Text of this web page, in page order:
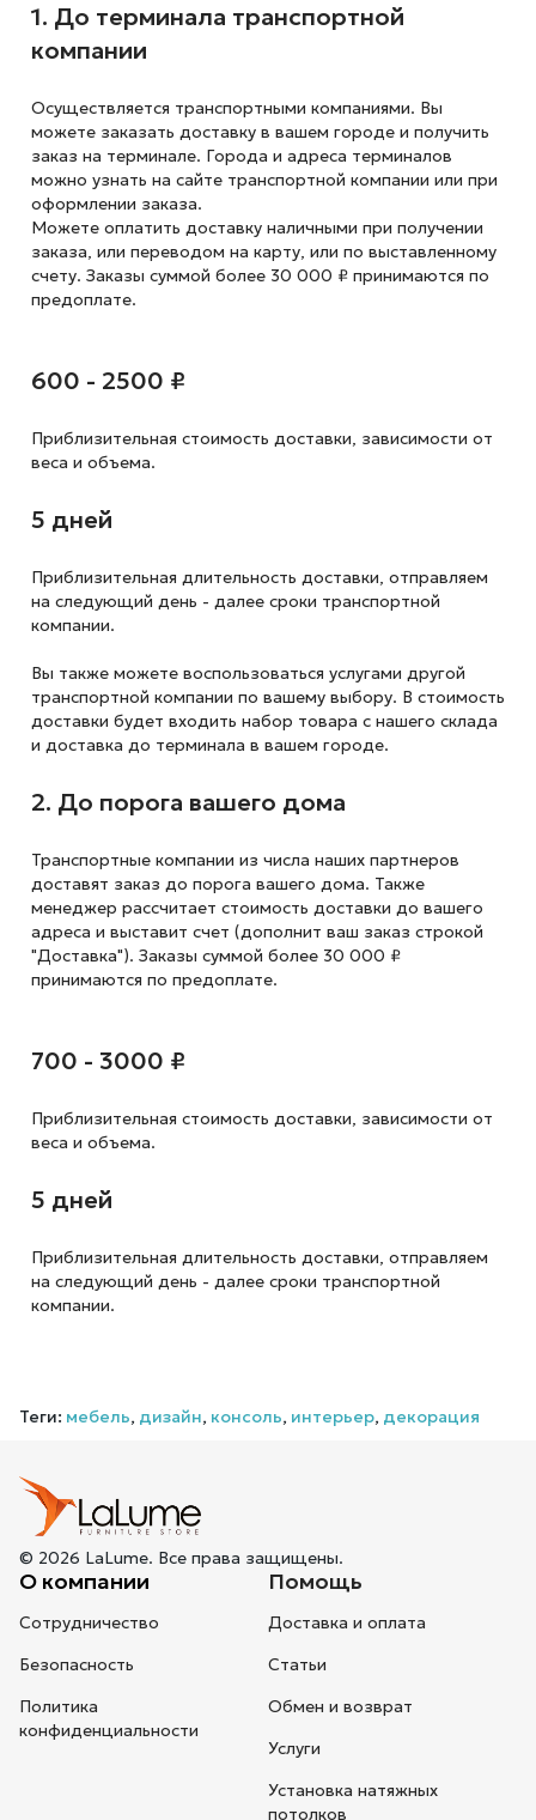
1. До терминала транспортной
компании
Осуществляется транспортными компаниями. Вы
можете заказать доставку в вашем городе и получить
заказ на терминале. Города и адреса терминалов
можно узнать на сайте транспортной компании или при
оформлении заказа.
Можете оплатить доставку наличными при получении
заказа, или переводом на карту, или по выставленному
счету. Заказы суммой более 30 000 ₽ принимаются по
предоплате.
600 - 2500 ₽
Приблизительная стоимость доставки, зависимости от
веса и объема.
5 дней
Приблизительная длительность доставки, отправляем
на следующий день - далее сроки транспортной
компании.
Вы также можете воспользоваться услугами другой
транспортной компании по вашему выбору. В стоимость
доставки будет входить набор товара с нашего склада
и доставка до терминала в вашем городе.
2. До порога вашего дома
Транспортные компании из числа наших партнеров
доставят заказ до порога вашего дома. Также
менеджер рассчитает стоимость доставки до вашего
адреса и выставит счет (дополнит ваш заказ строкой
"Доставка"). Заказы суммой более 30 000 ₽
принимаются по предоплате.
700 - 3000 ₽
Приблизительная стоимость доставки, зависимости от
веса и объема.
5 дней
Приблизительная длительность доставки, отправляем
на следующий день - далее сроки транспортной
компании.
Теги: мебель, дизайн, консоль, интерьер, декорация
© 2026 LaLume. Все права защищены.
О компании
Сотрудничество
Безопасность
Политика
конфиденциальности
Помощь
Доставка и оплата
Статьи
Обмен и возврат
Услуги
Установка натяжных
потолков